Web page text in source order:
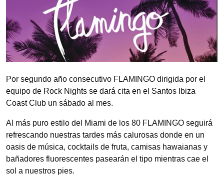
Por segundo año consecutivo FLAMINGO dirigida por el
equipo de Rock Nights se dará cita en el Santos Ibiza
Coast Club un sábado al mes.
Al más puro estilo del Miami de los 80 FLAMINGO seguirá
refrescando nuestras tardes más calurosas donde en un
oasis de música, cocktails de fruta, camisas hawaianas y
bañadores fluorescentes pasearán el tipo mientras cae el
sol a nuestros pies.